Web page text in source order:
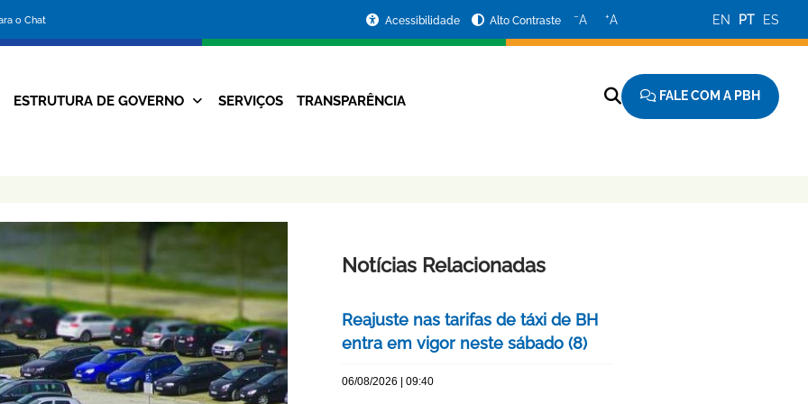
o Chat
da
Prefeitura
Acessibilidade Alto Contraste −A +A EN PT ES
Navegação
ESTRUTURA DE GOVERNO SERVIÇOS TRANSPARÊNCIA FALE COM A PBH
Notícias Relacionadas
Reajuste nas tarifas de táxi de BH
entra em vigor neste sábado (8)
06/08/2026 | 09:40